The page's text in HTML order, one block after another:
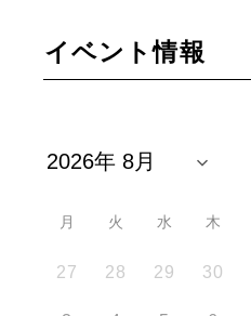
イベント情報
月 火 水 木
27 28 29 30